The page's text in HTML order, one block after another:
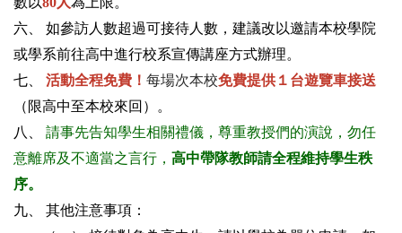
六、 如參訪人數超過可接待人數，建議改以邀請本校學院
或學系前往高中進行校系宣傳講座方式辦理。
七、
活動全程免費！ 每場次本校免費提供 １台遊覽車接送
（限高中至本校來回）
。
八、 請事先告知學生相關禮儀，尊重教授們的演說，勿任
意離席及不適當之言行， 高中帶隊教師請全程維持學生秩
序。
九、 其他注意事項：